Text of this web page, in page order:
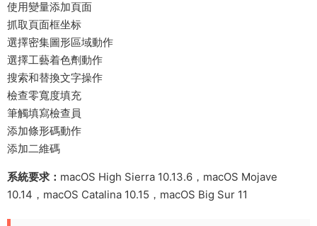
使用變量添加頁面
抓取頁面框坐标
選擇密集圖形區域動作
選擇工藝着色劑動作
搜索和替換文字操作
檢查零寬度填充
筆觸填寫檢查員
添加條形碼動作
添加二維碼
系統要求： macOS High Sierra 10.13.6，macOS Mojave
10.14，macOS Catalina 10.15，macOS Big Sur 11